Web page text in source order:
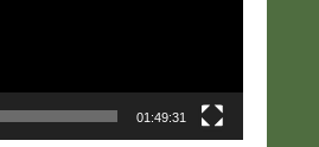
01:49:31